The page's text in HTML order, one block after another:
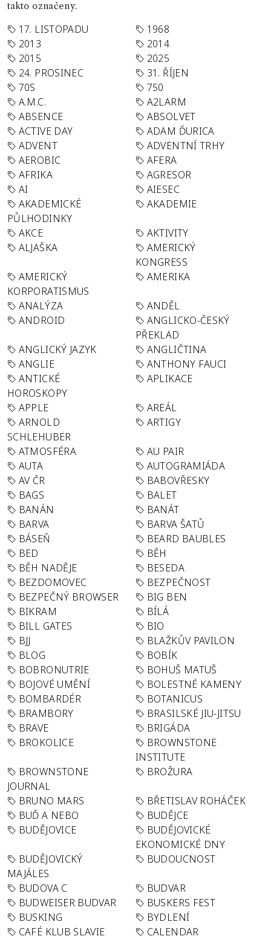
takto označeny.
17. LISTOPADU
1968
2013
2014
2015
2025
24. PROSINEC
31. ŘÍJEN
70S
750
A.M.C.
A2LARM
ABSENCE
ABSOLVET
ACTIVE DAY
ADAM ĎURICA
ADVENT
ADVENTNÍ TRHY
AEROBIC
AFERA
AFRIKA
AGRESOR
AI
AIESEC
AKADEMICKÉ
PŮLHODINKY
AKADEMIE
AKCE
AKTIVITY
ALJAŠKA
AMERICKÝ
KONGRESS
AMERICKÝ
KORPORATISMUS
AMERIKA
ANALÝZA
ANDĚL
ANDROID
ANGLICKO-ČESKÝ
PŘEKLAD
ANGLICKÝ JAZYK
ANGLIČTINA
ANGLIE
ANTHONY FAUCI
ANTICKÉ
HOROSKOPY
APLIKACE
APPLE
AREÁL
ARNOLD
SCHLEHUBER
ARTIGY
ATMOSFÉRA
AU PAIR
AUTA
AUTOGRAMIÁDA
AV ČR
BABOVŘESKY
BAGS
BALET
BANÁN
BANÁT
BARVA
BARVA ŠATŮ
BÁSEŇ
BEARD BAUBLES
BED
BĚH
BĚH NADĚJE
BESEDA
BEZDOMOVEC
BEZPEČNOST
BEZPEČNÝ BROWSER
BIG BEN
BIKRAM
BÍLÁ
BILL GATES
BIO
BJJ
BLAŽKŮV PAVILON
BLOG
BOBÍK
BOBRONUTRIE
BOHUŠ MATUŠ
BOJOVÉ UMĚNÍ
BOLESTNÉ KAMENY
BOMBARDÉR
BOTANICUS
BRAMBORY
BRASILSKÉ JIU-JITSU
BRAVE
BRIGÁDA
BROKOLICE
BROWNSTONE
INSTITUTE
BROWNSTONE
JOURNAL
BROŽURA
BRUNO MARS
BŘETISLAV ROHÁČEK
BUĎ A NEBO
BUDĚJCE
BUDĚJOVICE
BUDĚJOVICKÉ
EKONOMICKÉ DNY
BUDĚJOVICKÝ
MAJÁLES
BUDOUCNOST
BUDOVA C
BUDVAR
BUDWEISER BUDVAR
BUSKERS FEST
BUSKING
BYDLENÍ
CAFÉ KLUB SLAVIE
CALENDAR